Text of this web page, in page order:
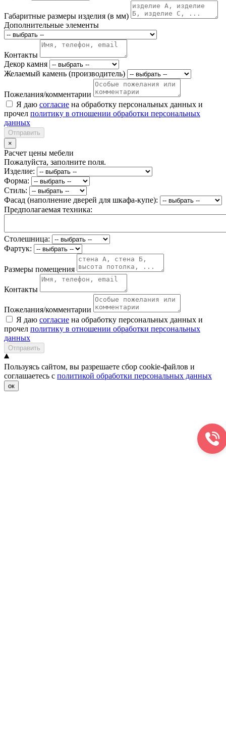
Габаритные размеры изделия (в мм)
Дополнительные элементы
Контакты
Декор камня
Желаемый камень (производитель)
Пожелания/комментарии
Я даю согласие на обработку персональных данных и
прочел политику в отношении обработки персональных
данных
Отправить
×
Расчет цены мебели
Пожалуйста, заполните поля.
Изделие:
Форма:
Стиль:
Фасад (наполнение дверей для шкафа-купе):
Предполагаемая техника:
Столешница:
Фартук:
Размеры помещения
Контакты
Пожелания/комментарии
Я даю согласие на обработку персональных данных и
прочел политику в отношении обработки персональных
данных
Отправить
Пользуясь сайтом, вы разрешаете сбор cookie-файлов и
соглашаетесь с политикой обработки персональных данных
ок